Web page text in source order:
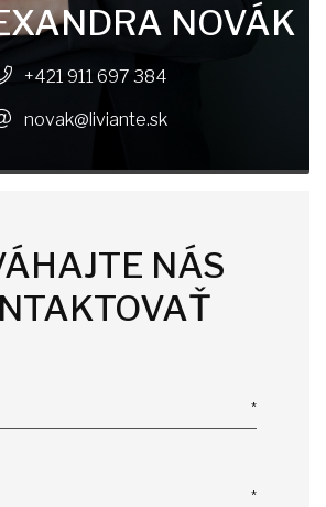
NOVÁK
+421 911 697 384
novak@liviante.sk
NÁS